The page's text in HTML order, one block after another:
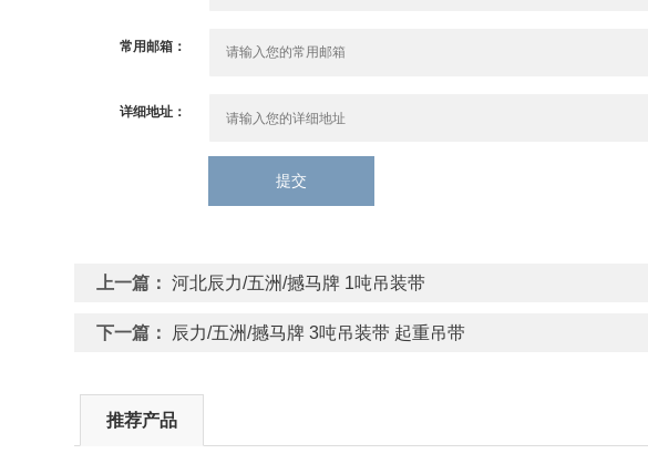
常用邮箱：
详细地址：
提交
上一篇： 河北辰力/五洲/撼马牌 1吨吊装带
下一篇： 辰力/五洲/撼马牌 3吨吊装带 起重吊带
推荐产品